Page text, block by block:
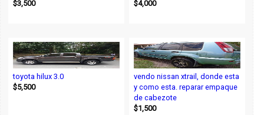
$3,500
$4,000
toyota hilux 3.0
$5,500
vendo nissan xtrail, donde esta
y como esta. reparar empaque
de cabezote
$1,500